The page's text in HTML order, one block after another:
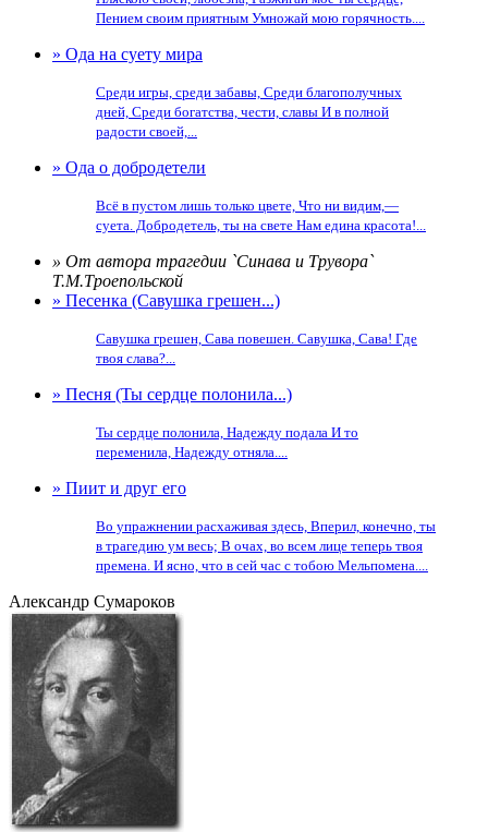
Пением своим приятным Умножай мою горячность....
» Ода на суету мира
Среди игры, среди забавы, Среди благополучных
дней, Среди богатства, чести, славы И в полной
радости своей,...
» Ода о добродетели
Всё в пустом лишь только цвете, Что ни видим,—
суета. Добродетель, ты на свете Нам едина красота!...
» От автора трагедии `Синава и Трувора`
Т.М.Троепольской
» Песенка (Савушка грешен...)
Савушка грешен, Сава повешен. Савушка, Сава! Где
твоя слава?...
» Песня (Ты сердце полонила...)
Ты сердце полонила, Надежду подала И то
переменила, Надежду отняла....
» Пиит и друг его
Во упражнении расхаживая здесь, Вперил, конечно, ты
в трагедию ум весь; В очах, во всем лице теперь твоя
премена. И ясно, что в сей час с тобою Мельпомена....
Александр Сумароков